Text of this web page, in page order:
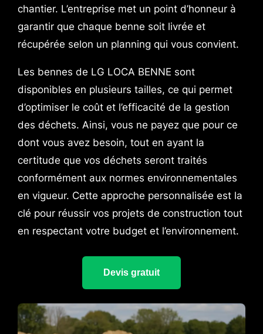
chantier. L’entreprise met un point d’honneur à
garantir que chaque benne soit livrée et
récupérée selon un planning qui vous convient.
Les bennes de LG LOCA BENNE sont
disponibles en plusieurs tailles, ce qui permet
d’optimiser le coût et l’efficacité de la gestion
des déchets. Ainsi, vous ne payez que pour ce
dont vous avez besoin, tout en ayant la
certitude que vos déchets seront traités
conformément aux normes environnementales
en vigueur. Cette approche personnalisée est la
clé pour réussir vos projets de construction tout
en respectant votre budget et l’environnement.
Devis gratuit